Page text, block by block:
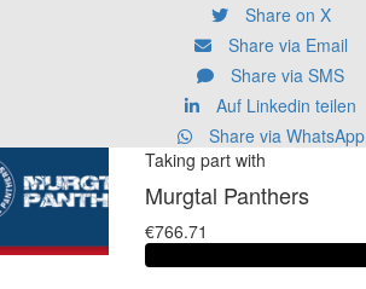
Share on X
Share via Email
Share via SMS
Auf Linkedin teilen
Share via WhatsApp
Taking part with
Murgtal Panthers
€766.71